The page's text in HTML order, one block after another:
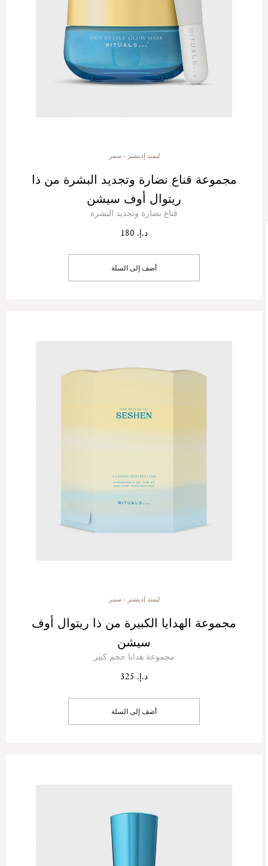
ليمتد إديشنز - سمر
مجموعة قناع نضارة وتجديد البشرة من ذا
ريتوال أوف سيشن
قناع نضارة وتجديد البشرة
د.إ. 180
أضف إلى السلة
ليمتد إديشنز - سمر
مجموعة الهدايا الكبيرة من ذا ريتوال أوف
سيشن
مجموعة هدايا حجم كبير
د.إ. 325
أضف إلى السلة